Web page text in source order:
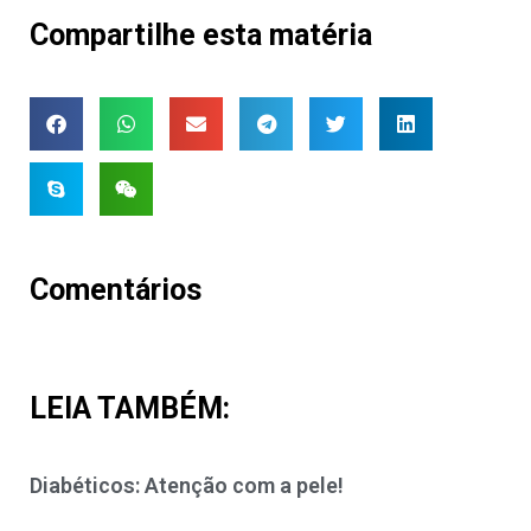
Compartilhe esta matéria
Comentários
LEIA TAMBÉM:
Diabéticos: Atenção com a pele!